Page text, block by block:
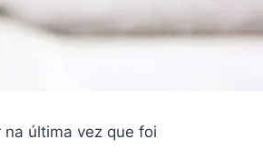
última vez que foi